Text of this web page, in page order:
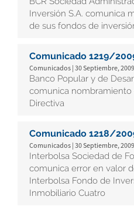
Inversión S.A. comunica
de sus fondos de
Comunicado 1219/
Comunicados | 30 Septiembre,
Banco Popular y de
comunica
Directiva
Comunicado 1218/
Comunicados | 30 Septiembre,
Interbolsa Sociedad de
comunica error en valor
Interbolsa Fondo de
Inmobiliario Cuatro